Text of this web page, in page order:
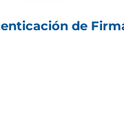
de